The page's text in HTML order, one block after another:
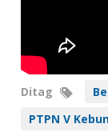
Ditag
PTPN V